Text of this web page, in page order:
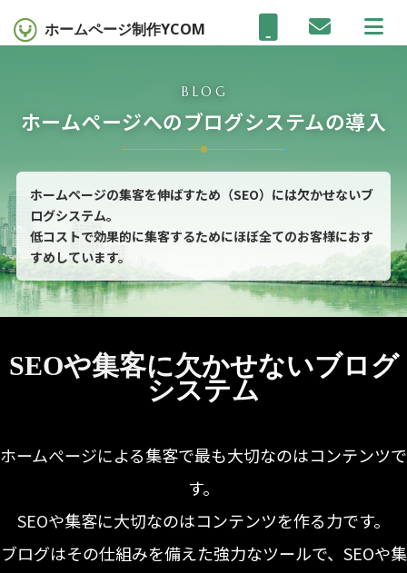
ホームページ制作YCOM
ホームページへのブログシステムの導入
BLOG
ホームページの集客を伸ばすため（SEO）には欠かせないブ
ログシステム。
低コストで効果的に集客するためにほぼ全てのお客様におす
すめしています。
SEOや集客に欠かせないブログ
システム
ホームぺージによる集客で最も大切なのはコンテンツで
す。
SEOや集客に大切なのはコンテンツを作る力です。
ブログはその仕組みを備えた強力なツールで、SEOや集